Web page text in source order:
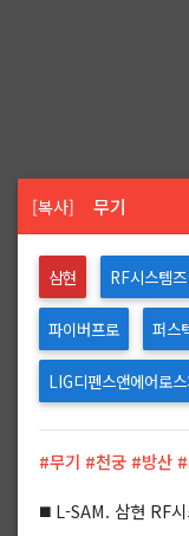
[복사] 무기
삼현 RF시스템즈
파이버프로 퍼스
LIG디펜스앤에어로
#무기 #천궁 #방산
◼️ L-SAM. 삼현 RF